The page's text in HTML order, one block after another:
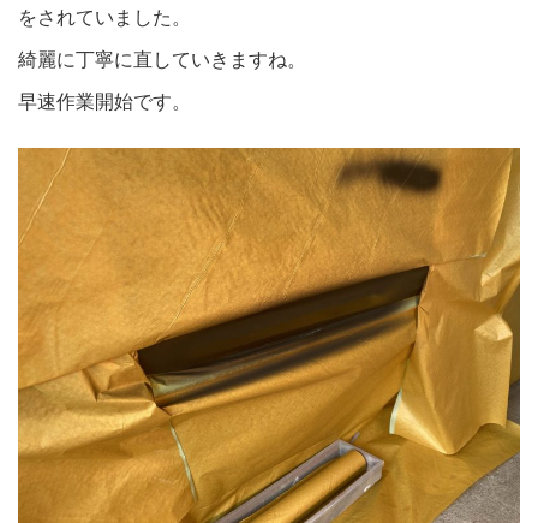
をされていました。
綺麗に丁寧に直していきますね。
早速作業開始です。